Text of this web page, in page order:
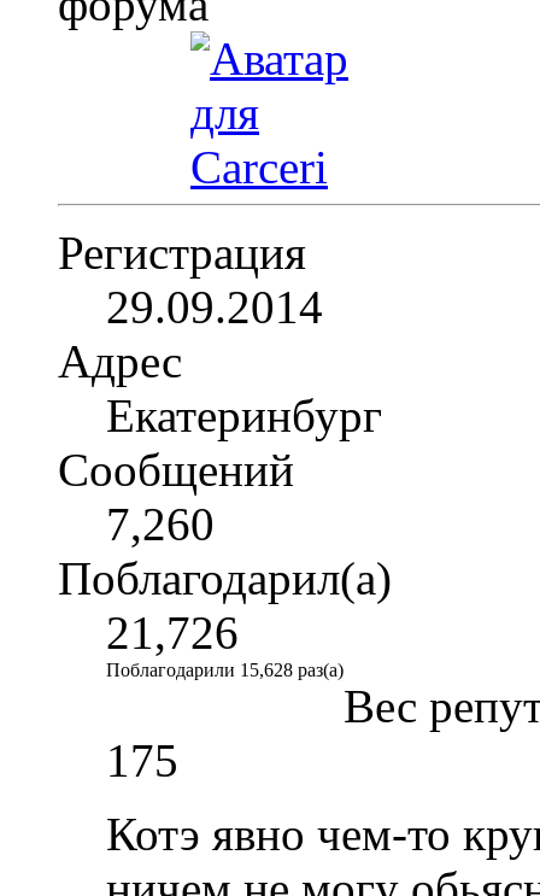
Регистрация
29.09.2014
Адрес
Екатеринбург
Сообщений
7,260
Поблагодарил(а)
21,726
Поблагодарили 15,628 раз(а)
Вес
175
Котэ явно чем-то